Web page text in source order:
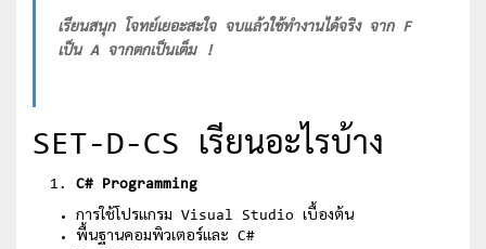
เรียนสนุก โจทย์เยอะสะใจ จบแล้วใช้ทำงานได้จริง จาก F
เป็น A จากตกเป็นเต็ม !
SET-D-CS เรียนอะไรบ้าง
C# Programming
การใช้โปรแกรม Visual Studio เบื้องต้น
พื้นฐานคอมพิวเตอร์และ C#